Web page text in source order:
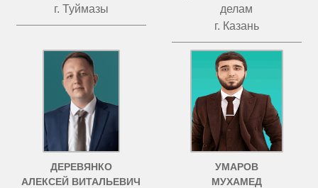
г. Туймазы
делам
г. Казань
ДЕРЕВЯНКО
АЛЕКСЕЙ ВИТАЛЬЕВИЧ
УМАРОВ
МУХАМЕД